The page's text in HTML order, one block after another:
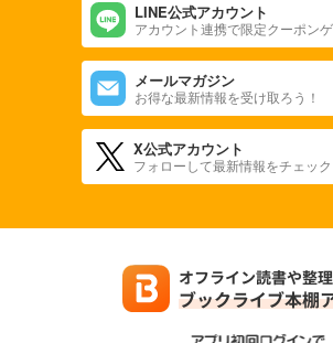
LINE公式アカウント
アカウント連携で限定クーポンゲ
メールマガジン
お得な最新情報を受け取ろう！
X公式アカウント
フォローして最新情報をチェック